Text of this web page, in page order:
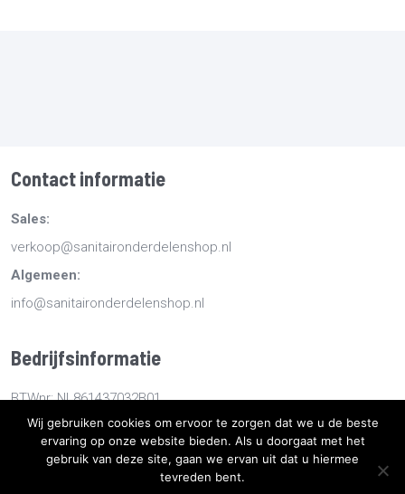
Contact informatie
Sales:
verkoop@sanitaironderdelenshop.nl
Algemeen:
info@sanitaironderdelenshop.nl
Bedrijfsinformatie
BTWnr: NL861437032B01
KvKnr: 78527112
Sanitaironderdelenshop.nl
Wij gebruiken cookies om ervoor te zorgen dat we u de beste
ervaring op onze website bieden. Als u doorgaat met het
gebruik van deze site, gaan we ervan uit dat u hiermee
tevreden bent.